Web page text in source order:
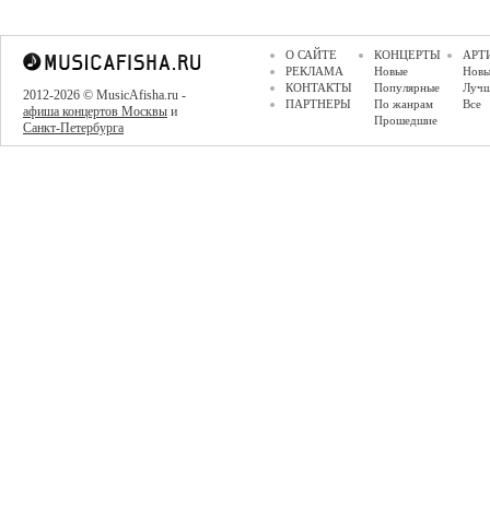
2012-2026 © MusicAfisha.ru -
афиша концертов Москвы и
Санкт-Петербурга
О САЙТЕ
РЕКЛАМА
КОНТАКТЫ
ПАРТНЕРЫ
КОНЦЕРТЫ
Новые
Популярные
По жанрам
Прошедшие
Все